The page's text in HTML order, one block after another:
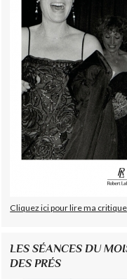
Cliquez ici pour lire ma
LES SÉANCES DU
DES PRÉS